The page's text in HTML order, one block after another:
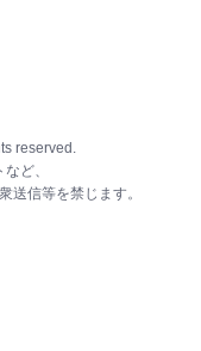
reserved.
ど、
送信等を禁じます。